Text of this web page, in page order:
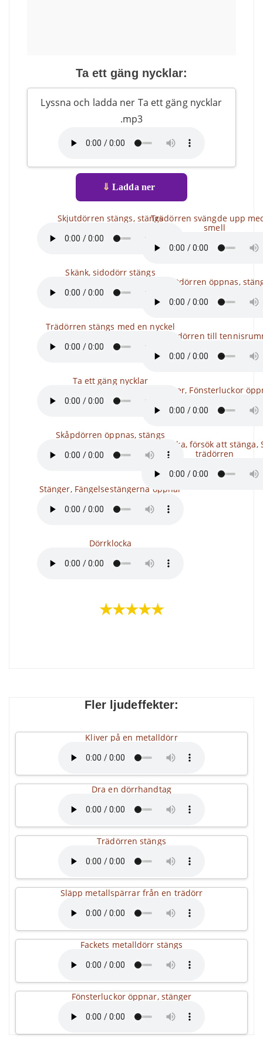
Ta ett gäng nycklar:
Lyssna och ladda ner Ta ett gäng nycklar
.mp3
⇓ Ladda ner
Skjutdörren stängs, stängs
Skänk, sidodörr stängs
Trädörren stängs med en nyckel
Ta ett gäng nycklar
Skåpdörren öppnas, stängs
Stänger, Fängelsestängerna öppnar
Dörrklocka
Trädörren svängde upp
smell
Plastdörren öppnas,
Stäng dörren till
Stänger, Fönsterluckor
Knacka, försök att stänga,
trädörren
★★★★★
Fler ljudeffekter:
Kliver på en metalldörr
Dra en dörrhandtag
Trädörren stängs
Släpp metallspärrar från en trädörr
Fackets metalldörr stängs
Fönsterluckor öppnar, stänger